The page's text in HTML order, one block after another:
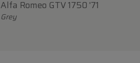
Alfa Romeo GTV 1750 '71
Grey